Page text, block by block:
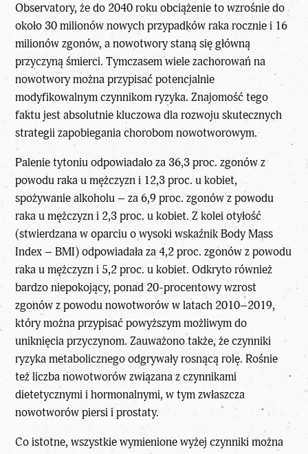
Observatory, że do 2040 roku obciążenie to wzrośnie do
około 30 milionów nowych przypadków raka rocznie i 16
milionów zgonów, a nowotwory staną się główną
przyczyną śmierci. Tymczasem wiele zachorowań na
nowotwory można przypisać potencjalnie
modyfikowalnym czynnikom ryzyka. Znajomość tego
faktu jest absolutnie kluczowa dla rozwoju skutecznych
strategii zapobiegania chorobom nowotworowym.
Palenie tytoniu odpowiadało za 36,3 proc. zgonów z
powodu raka u mężczyzn i 12,3 proc. u kobiet,
spożywanie alkoholu – za 6,9 proc. zgonów z powodu
raka u mężczyzn i 2,3 proc. u kobiet. Z kolei otyłość
(stwierdzana w oparciu o wysoki wskaźnik Body Mass
Index – BMI) odpowiadała za 4,2 proc. zgonów z powodu
raka u mężczyzn i 5,2 proc. u kobiet. Odkryto również
bardzo niepokojący, ponad 20-procentowy wzrost
zgonów z powodu nowotworów w latach 2010–2019,
który można przypisać powyższym możliwym do
uniknięcia przyczynom. Zauważono także, że czynniki
ryzyka metabolicznego odgrywały rosnącą rolę. Rośnie
też liczba nowotworów związana z czynnikami
dietetycznymi i hormonalnymi, w tym zwłaszcza
nowotworów piersi i prostaty.
Co istotne, wszystkie wymienione wyżej czynniki można